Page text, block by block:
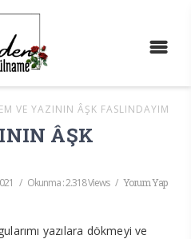
VE YAZININ ÂŞK FASLINDAYIM
ÂŞK
/ Okunma : 2.318 Views / Yorum Yap
yazılara dökmeyi ve